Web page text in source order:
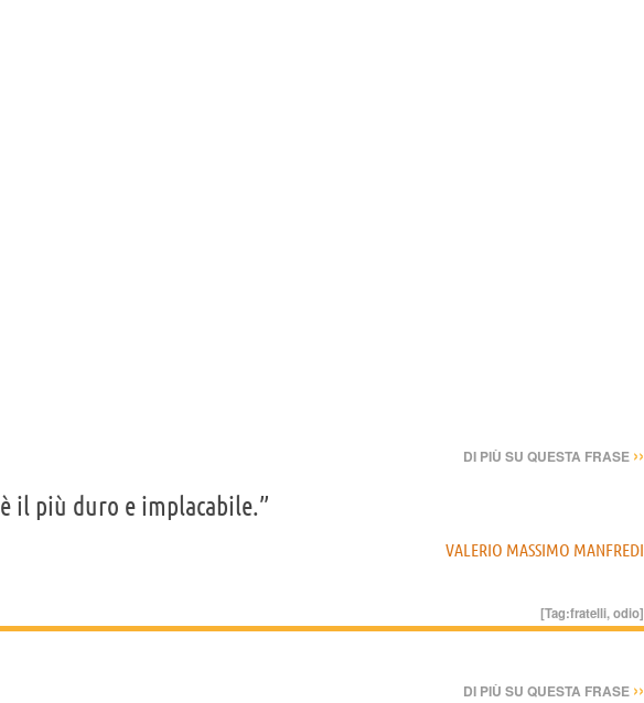
DI PIÙ SU QUESTA FRASE ››
è il più duro e implacabile.”
VALERIO MASSIMO MANFREDI
[Tag:fratelli,odio]
DI PIÙ SU QUESTA FRASE ››